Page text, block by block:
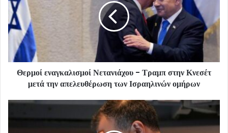
Θερμοί εναγκαλισμοί Νετανιάχου - Τραμπ στην Κνεσέτ
μετά την απελευθέρωση των Ισραηλινών ομήρων